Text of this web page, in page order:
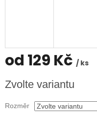
od 129 Kč / ks
cena:
Zvolte variantu
Rozměr